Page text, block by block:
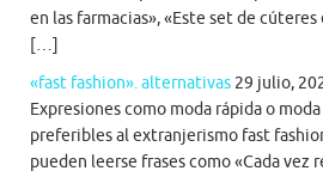
en las farmacias», «Este set de cúteres
[…]
«fast fashion». alternativas 29 julio,
Expresiones como moda rápida o
preferibles al extranjerismo fast
pueden leerse frases como «Cada vez